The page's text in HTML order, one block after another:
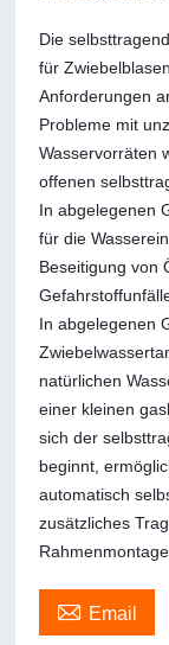
Die
für
Anforderungen
Probleme mit
Wasservorräten
offenen
In abgelegenen
für die
Beseitigung von
In abgelegenen
natürlichen
einer kleinen
sich der
beginnt,
automatisch
zusätzliches
Rahmenmontage.
 Email